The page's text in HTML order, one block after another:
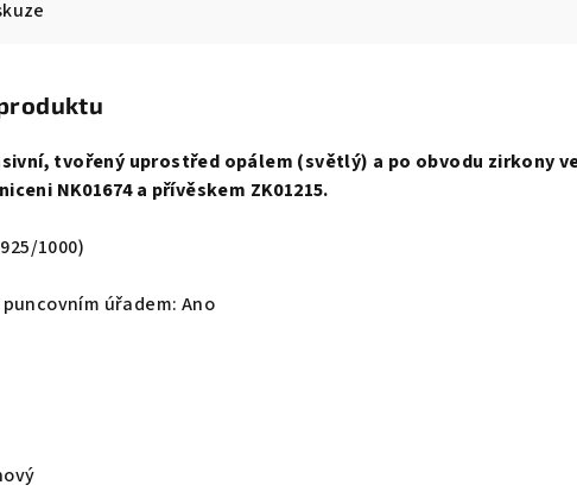
tvořený uprostřed opálem (světlý) a po obvodu zirkony
NK01674 a přívěskem ZK01215.
1000)
úřadem: Ano